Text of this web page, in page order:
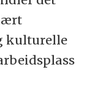
kulturelle